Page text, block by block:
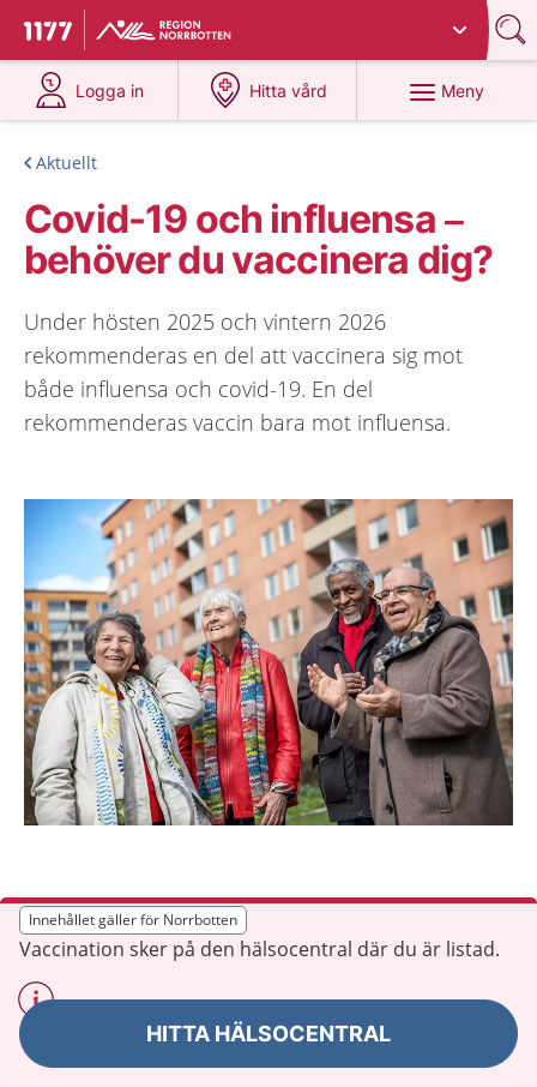
Till startsidan för 1177
Du har valt region
Logga in
på 1177.se
Hitta vård
på 1177.se
Meny
Aktuellt
Covid-19 och influensa –
behöver du vaccinera dig?
Under hösten 2025 och vintern 2026
rekommenderas en del att vaccinera sig mot
både influensa och covid-19. En del
rekommenderas vaccin bara mot influensa.
Innehållet gäller för Norrbotten
Innehållet gäller för Norrbotten
Vaccination sker på den hälsocentral där du är listad.
HITTA HÄLSOCENTRAL